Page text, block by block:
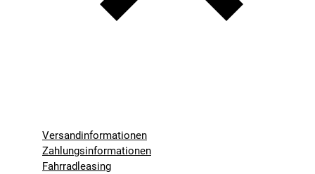
Versandinformationen
Zahlungsinformationen
Fahrradleasing